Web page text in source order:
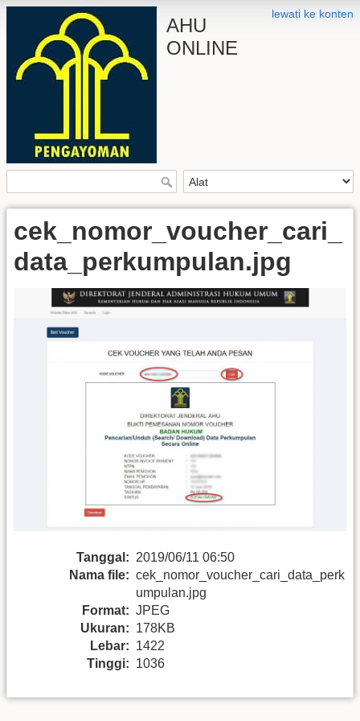
lewati ke konten
AHU
ONLINE
cek_nomor_voucher_cari_
data_perkumpulan.jpg
Tanggal: 2019/06/11 06:50
Nama file: cek_nomor_voucher_cari_data_perk
umpulan.jpg
Format: JPEG
Ukuran: 178KB
Lebar: 1422
Tinggi: 1036